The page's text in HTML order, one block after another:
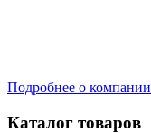
Подробнее о компании
Каталог товаров